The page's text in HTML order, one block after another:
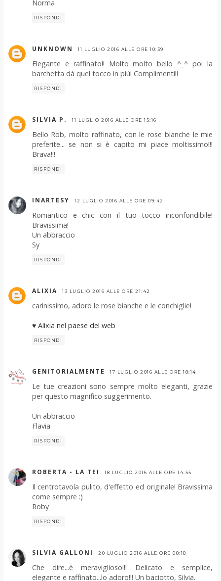
Norma
RISPONDI
UNKNOWN 11 LUGLIO 2016 ALLE ORE 10:39
Elegante e raffinato!! Molto molto bello ^_^ poi la
barchetta dà quel tocco in più! Complimenti!!
RISPONDI
SILVIA P. 11 LUGLIO 2016 ALLE ORE 15:16
Bello Rob, molto raffinato, con le rose bianche le mie
preferite... se non si è capito mi piace moltissimo!!!
Brava!!!
RISPONDI
INARTESY 12 LUGLIO 2016 ALLE ORE 09:42
Romantico e chic con il tuo tocco inconfondibile!
Bravissima!
Un abbraccio
Sy
RISPONDI
ALIXIA 13 LUGLIO 2016 ALLE ORE 21:42
carinissimo, adoro le rose bianche e le conchiglie!
♥ Alixia nel paese del web
RISPONDI
GENITORIALMENTE 17 LUGLIO 2016 ALLE ORE 18:14
Le tue creazioni sono sempre molto eleganti, grazie
per questo magnifico suggerimento.
Un abbraccio
Flavia
RISPONDI
ROBERTA - LA TEI 18 LUGLIO 2016 ALLE ORE 14:55
Il centrotavola pulito, d'effetto ed originale! Bravissima
come sempre :)
Roby
RISPONDI
SILVIA GALLONI 20 LUGLIO 2016 ALLE ORE 08:18
Che dire...è meraviglioso!!! Delicato e semplice,
elegante e raffinato...lo adoro!!! Un baciotto, Silvia.